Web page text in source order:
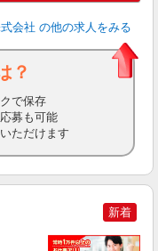
会社 の他の求人をみる
？
で保存
募も可能
ただけます
新着